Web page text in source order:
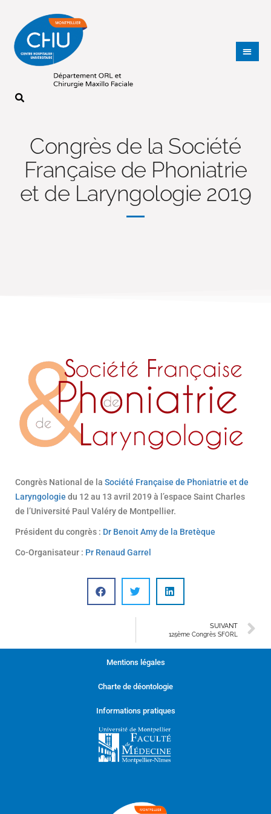
Congrès de la Société
Française de Phoniatrie
et de Laryngologie 2019
Congrès National de la Société Française de Phoniatrie et de
Laryngologie du 12 au 13 avril 2019 à l’espace Saint Charles
de l’Université Paul Valéry de Montpellier.
Président du congrès : Dr Benoit Amy de la Bretèque
Co-Organisateur : Pr Renaud Garrel
SUIVANT
125ème Congrès SFORL
Mentions légales
Charte de déontologie
Informations pratiques